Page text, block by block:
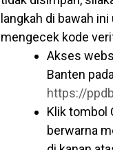
langkah di bawah
mengecek kode
Akses
Banten
https://
Klik tombol
berwarna